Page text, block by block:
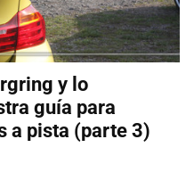
y lo
guía para
a pista (parte 3)